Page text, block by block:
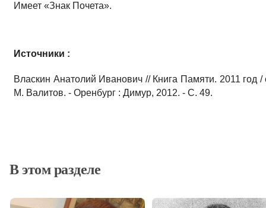
Имеет «Знак Почета».
Источники :
Власкин Анатолий Иванович // Книга Памяти. 2011 год
М. Валитов. - Оренбург : Димур, 2012. - С. 49.
В этом разделе